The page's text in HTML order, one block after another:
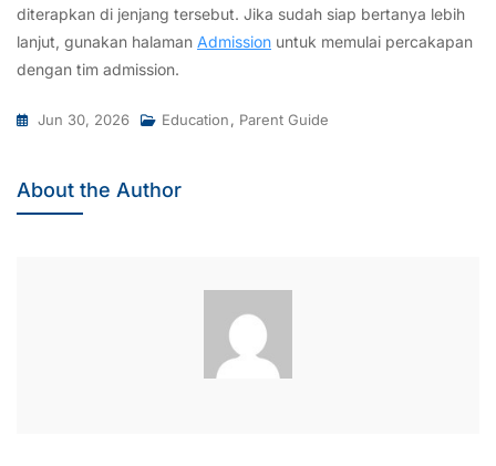
diterapkan di jenjang tersebut. Jika sudah siap bertanya lebih
lanjut, gunakan halaman Admission untuk memulai percakapan
dengan tim admission.
Jun 30, 2026 Education, Parent Guide
About the Author